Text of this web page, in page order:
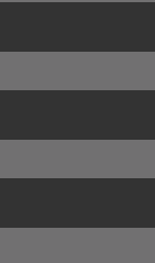
法令により認
、取得情報を
とはありませ
情報に関する